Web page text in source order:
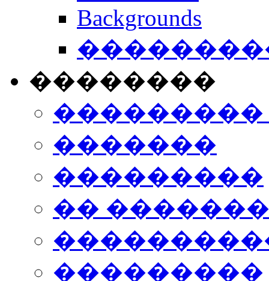
Backgrounds
��������
���������
�������
���������
��
���������